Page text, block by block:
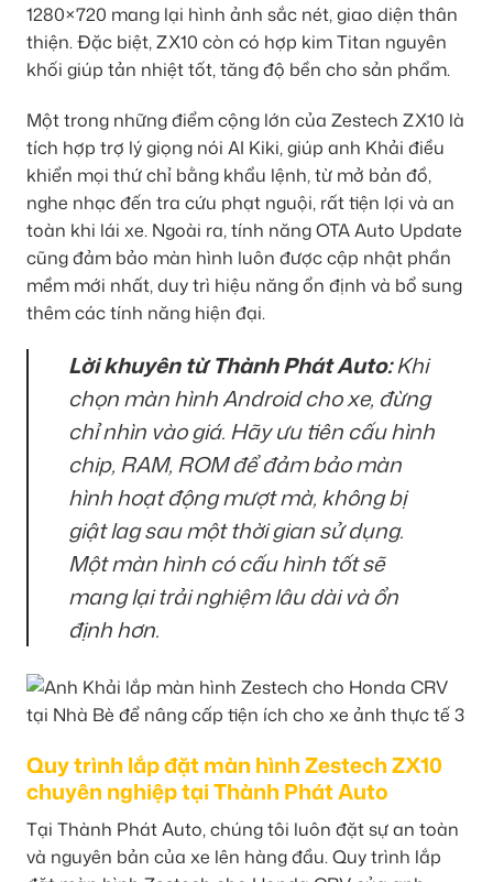
1280×720 mang lại hình ảnh sắc nét, giao diện thân
thiện. Đặc biệt, ZX10 còn có hợp kim Titan nguyên
khối giúp tản nhiệt tốt, tăng độ bền cho sản phẩm.
Một trong những điểm cộng lớn của Zestech ZX10 là
tích hợp trợ lý giọng nói AI Kiki, giúp anh Khải điều
khiển mọi thứ chỉ bằng khẩu lệnh, từ mở bản đồ,
nghe nhạc đến tra cứu phạt nguội, rất tiện lợi và an
toàn khi lái xe. Ngoài ra, tính năng OTA Auto Update
cũng đảm bảo màn hình luôn được cập nhật phần
mềm mới nhất, duy trì hiệu năng ổn định và bổ sung
thêm các tính năng hiện đại.
Lời khuyên từ Thành Phát Auto:Khi
chọn màn hình Android cho xe, đừng
chỉ nhìn vào giá. Hãy ưu tiên cấu hình
chip, RAM, ROM để đảm bảo màn
hình hoạt động mượt mà, không bị
giật lag sau một thời gian sử dụng.
Một màn hình có cấu hình tốt sẽ
mang lại trải nghiệm lâu dài và ổn
định hơn.
Quy trình lắp đặt màn hình Zestech ZX10
chuyên nghiệp tại Thành Phát Auto
Tại Thành Phát Auto, chúng tôi luôn đặt sự an toàn
và nguyên bản của xe lên hàng đầu. Quy trình lắp